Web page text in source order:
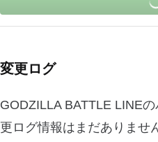
変更ログ
GODZILLA BATTLE LINE
更ログ情報はまだありませ